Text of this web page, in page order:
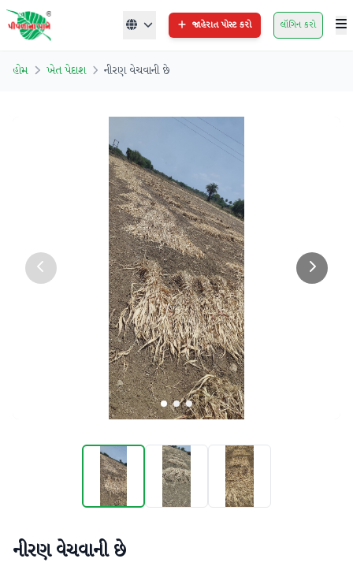
જાહેરાત પોસ્ટ કરો લૉગિન કરો
હોમ ખેત પેદાશ નીરણ વેચવાની છે
નીરણ વેચવાની છે